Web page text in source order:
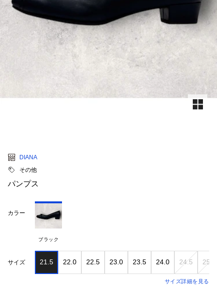
DIANA
その他
パンプス
カラー
ブラック
サイズ 21.5 22.0 22.5 23.0 23.5 24.0 24.5 25.0
サイズ詳細を見る